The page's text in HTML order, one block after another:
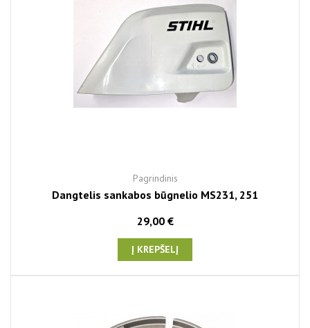
Pagrindinis
Dangtelis sankabos būgnelio MS231, 251
29,00 €
Į KREPŠELĮ